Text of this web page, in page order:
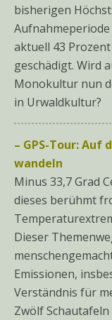
bisherigen
aktuell 43
geschädigt. Wird
Monokultur nun
in Urwaldkultur?
– GPS-Tour: Auf
wandeln
Minus 33,7 Grad
dieses berühmt
Dieser
Emissionen,
Verständnis für
Zwölf